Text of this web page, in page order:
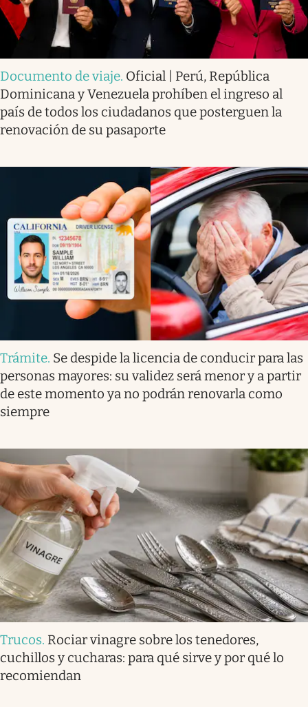
Documento de viaje. Oficial | Perú, República
Dominicana y Venezuela prohíben el ingreso al
país de todos los ciudadanos que posterguen la
renovación de su pasaporte
Trámite. Se despide la licencia de conducir para las
personas mayores: su validez será menor y a partir
de este momento ya no podrán renovarla como
siempre
Trucos. Rociar vinagre sobre los tenedores,
cuchillos y cucharas: para qué sirve y por qué lo
recomiendan